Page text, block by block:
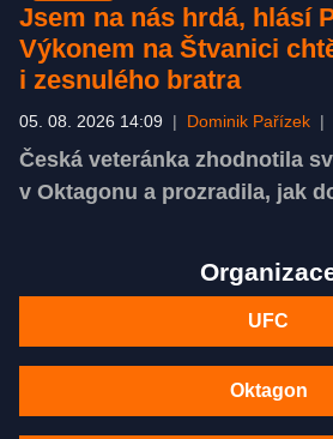
Jsem na nás hrdá, hlásí
Výkonem na Štvanici
i zesnulého bratra
05. 08. 2026 14:09 Dominik Pařízek
Česká veteránka zhodnotila
v Oktagonu a prozradila, jak
UFC
Oktagon